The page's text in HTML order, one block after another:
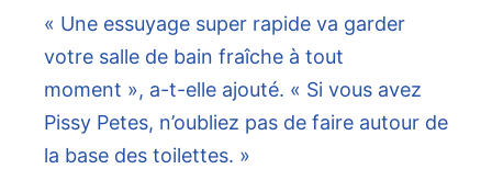
« Une essuyage super rapide va garder
votre salle de bain fraîche à tout
moment », a-t-elle ajouté. « Si vous avez
Pissy Petes, n’oubliez pas de faire autour de
la base des toilettes. »